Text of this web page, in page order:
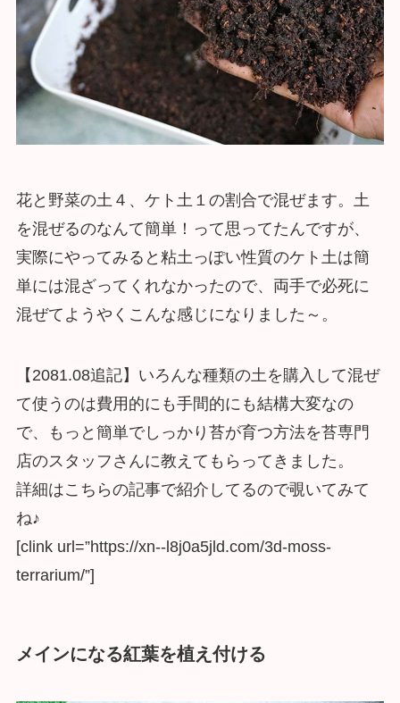
花と野菜の土４、ケト土１の割合で混ぜます。土
を混ぜるのなんて簡単！って思ってたんですが、
実際にやってみると粘土っぽい性質のケト土は簡
単には混ざってくれなかったので、両手で必死に
混ぜてようやくこんな感じになりました～。
【2081.08追記】いろんな種類の土を購入して混ぜ
て使うのは費用的にも手間的にも結構大変なの
で、もっと簡単でしっかり苔が育つ方法を苔専門
店のスタッフさんに教えてもらってきました。
詳細はこちらの記事で紹介してるので覗いてみて
ね♪
[clink url=”https://xn--l8j0a5jld.com/3d-moss-
terrarium/”]
メインになる紅葉を植え付ける